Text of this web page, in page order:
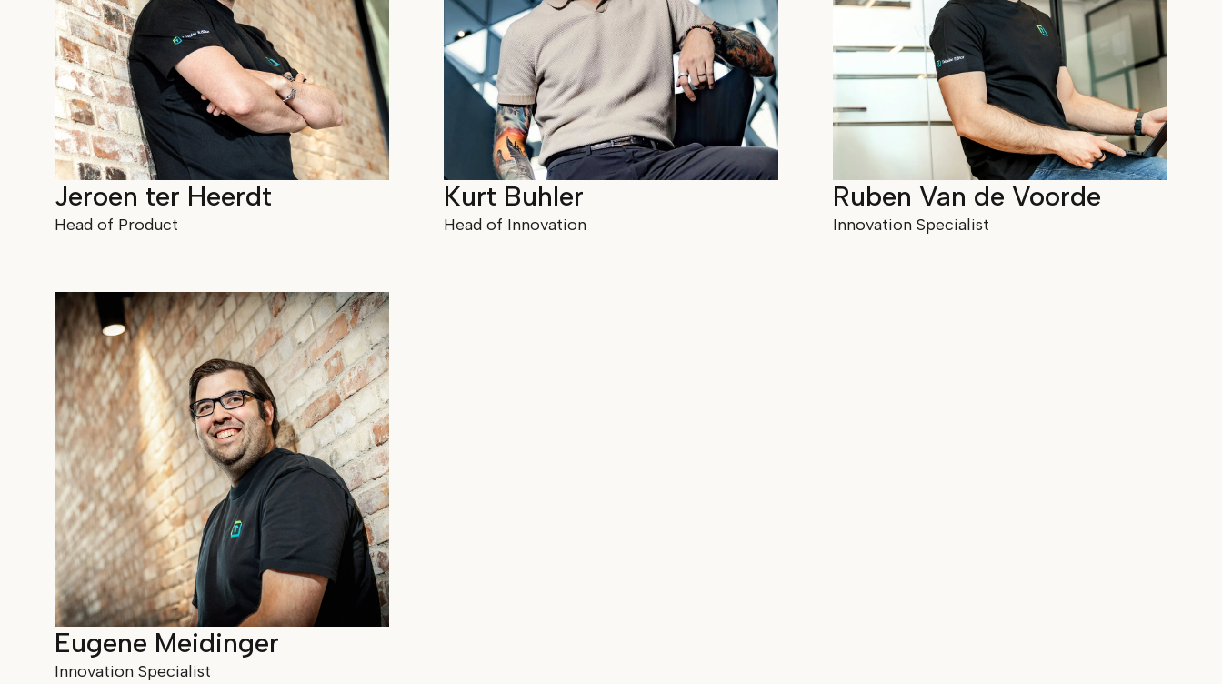
Jeroen ter Heerdt
Head of Product
Kurt Buhler
Head of Innovation
Ruben Van de Voorde
Innovation Specialist
Eugene Meidinger
Innovation Specialist